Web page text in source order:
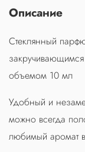
Описание
Стеклянный
объемом 10 мл
Удобный и
можно всегда
любимый аромат